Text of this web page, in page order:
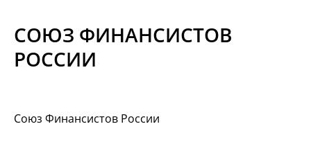
Материалы
СОЮЗ ФИНАНСИСТОВ
РОССИИ
Союз Финансистов России